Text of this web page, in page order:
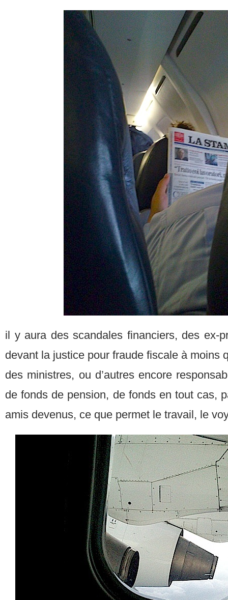
il y aura des scandales financiers, des ex-
devant la justice pour fraude fiscale à moins
des ministres, ou d’autres encore
de fonds de pension, de fonds en tout cas,
amis devenus, ce que permet le travail, le